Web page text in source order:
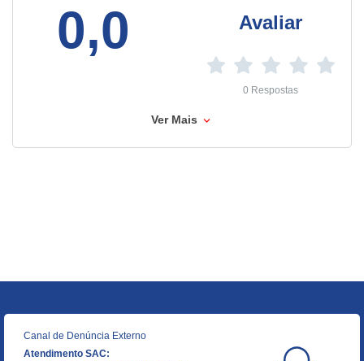
0,0 Avaliar
0 Respostas
Ver Mais
Canal de Denúncia Externo
Atendimento SAC: